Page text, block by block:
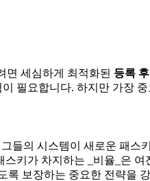
면 세심하게 최적화된 등록 후
필요합니다. 하지만 가장
의 시스템이 새로운 패스
키가 차지하는 _비율_은
록 보장하는 중요한 전략을